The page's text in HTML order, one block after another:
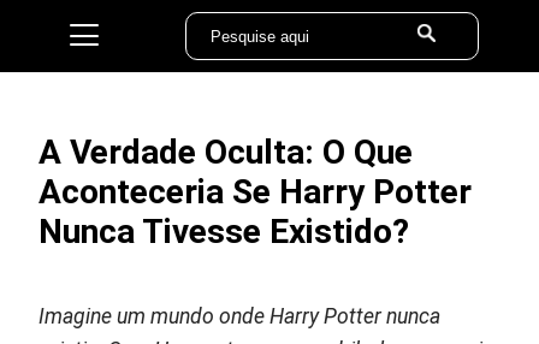
A Verdade Oculta: O Que
Aconteceria Se Harry Potter
Nunca Tivesse Existido?
Imagine um mundo onde Harry Potter nunca